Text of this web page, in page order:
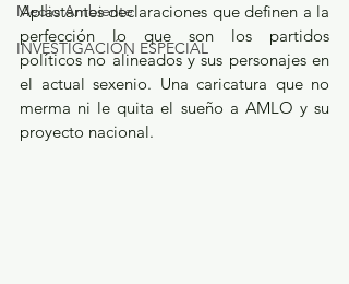
Medio Ambiente
INVESTIGACIÓN ESPECIAL
Aplastantes declaraciones que definen a la
perfección lo que son los partidos
políticos no alineados y sus personajes en
el actual sexenio. Una caricatura que no
merma ni le quita el sueño a AMLO y su
proyecto nacional.